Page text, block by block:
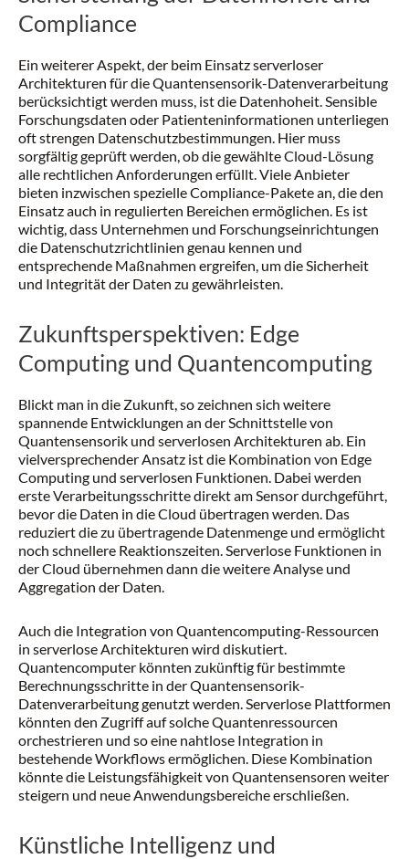
Compliance
Ein weiterer Aspekt, der beim Einsatz serverloser
Architekturen für die Quantensensorik-Datenverarbeitung
berücksichtigt werden muss, ist die Datenhoheit. Sensible
Forschungsdaten oder Patienteninformationen unterliegen
oft strengen Datenschutzbestimmungen. Hier muss
sorgfältig geprüft werden, ob die gewählte Cloud-Lösung
alle rechtlichen Anforderungen erfüllt. Viele Anbieter
bieten inzwischen spezielle Compliance-Pakete an, die den
Einsatz auch in regulierten Bereichen ermöglichen. Es ist
wichtig, dass Unternehmen und Forschungseinrichtungen
die Datenschutzrichtlinien genau kennen und
entsprechende Maßnahmen ergreifen, um die Sicherheit
und Integrität der Daten zu gewährleisten.
Zukunftsperspektiven: Edge
Computing und Quantencomputing
Blickt man in die Zukunft, so zeichnen sich weitere
spannende Entwicklungen an der Schnittstelle von
Quantensensorik und serverlosen Architekturen ab. Ein
vielversprechender Ansatz ist die Kombination von Edge
Computing und serverlosen Funktionen. Dabei werden
erste Verarbeitungsschritte direkt am Sensor durchgeführt,
bevor die Daten in die Cloud übertragen werden. Das
reduziert die zu übertragende Datenmenge und ermöglicht
noch schnellere Reaktionszeiten. Serverlose Funktionen in
der Cloud übernehmen dann die weitere Analyse und
Aggregation der Daten.
Auch die Integration von Quantencomputing-Ressourcen
in serverlose Architekturen wird diskutiert.
Quantencomputer könnten zukünftig für bestimmte
Berechnungsschritte in der Quantensensorik-
Datenverarbeitung genutzt werden. Serverlose Plattformen
könnten den Zugriff auf solche Quantenressourcen
orchestrieren und so eine nahtlose Integration in
bestehende Workflows ermöglichen. Diese Kombination
könnte die Leistungsfähigkeit von Quantensensoren weiter
steigern und neue Anwendungsbereiche erschließen.
Künstliche Intelligenz und